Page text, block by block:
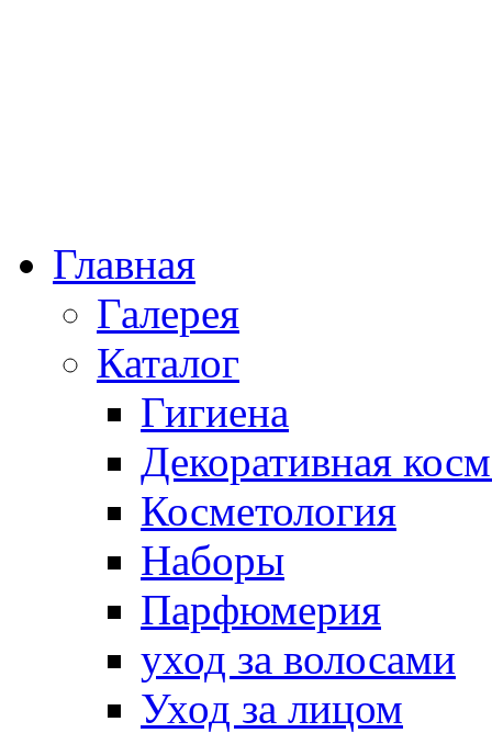
Главная
Галерея
Каталог
Гигиена
Декоративная
Косметология
Наборы
Парфюмерия
уход за волосами
Уход за лицом